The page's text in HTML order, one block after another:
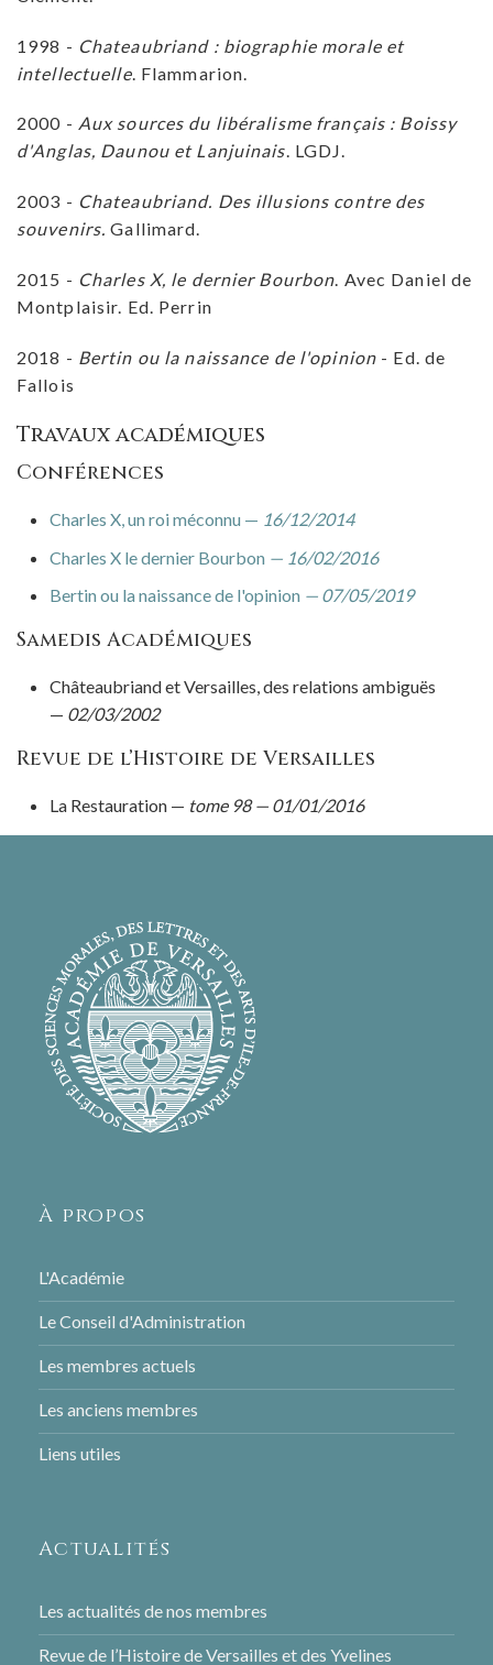
1998 - Chateaubriand : biographie morale et
intellectuelle. Flammarion.
2000 - Aux sources du libéralisme français : Boissy
d'Anglas, Daunou et Lanjuinais. LGDJ.
2003 - Chateaubriand. Des illusions contre des
souvenirs. Gallimard.
2015 - Charles X, le dernier Bourbon. Avec Daniel de
Montplaisir. Ed. Perrin
2018 - Bertin ou la naissance de l'opinion - Ed. de
Fallois
Travaux académiques
Conférences
Charles X, un roi méconnu — 16/12/2014
Charles X le dernier Bourbon — 16/02/2016
Bertin ou la naissance de l'opinion — 07/05/2019
Samedis Académiques
Châteaubriand et Versailles, des relations ambiguës
— 02/03/2002
Revue de l’Histoire de Versailles
La Restauration — tome 98 — 01/01/2016
À propos
L'Académie
Le Conseil d'Administration
Les membres actuels
Les anciens membres
Liens utiles
Actualités
Les actualités de nos membres
Revue de l’Histoire de Versailles et des Yvelines